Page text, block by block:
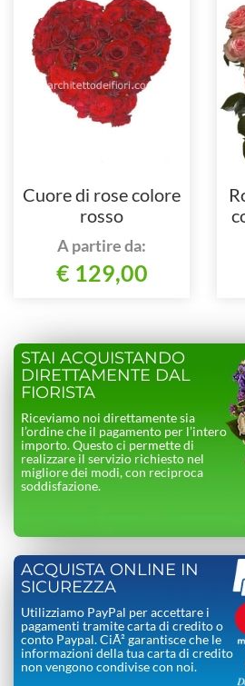
Cuore di rose colore
rosso
A partire da:
€ 129,00
STAI ACQUISTANDO
DIRETTAMENTE DAL
FIORISTA
Riceviamo noi direttamente sia
l’ordine che il pagamento per l’intero
importo. Questo ci permette di
realizzare il servizio richiesto nel
migliore dei modi, con reciproca
soddisfazione.
ACQUISTA ONLINE IN
SICUREZZA
Utilizziamo PayPal per accettare i
pagamenti tramite carta di credito o
conto Paypal. CiÃ² garantisce che le
informazioni della tua carta di credito
non vengono condivise con noi.